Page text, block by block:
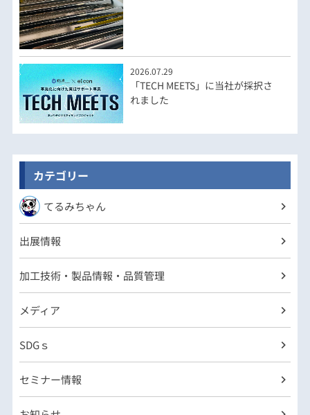
2026.07.29
「TECH MEETS」に当社が採択さ
れました
カテゴリー
てるみちゃん
出展情報
加工技術・製品情報・品質管理
メディア
SDGｓ
セミナー情報